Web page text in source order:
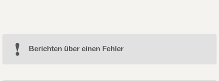
Berichten über einen Fehler